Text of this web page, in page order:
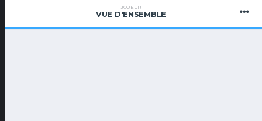
JOUEUR
VUE D'ENSEMBLE